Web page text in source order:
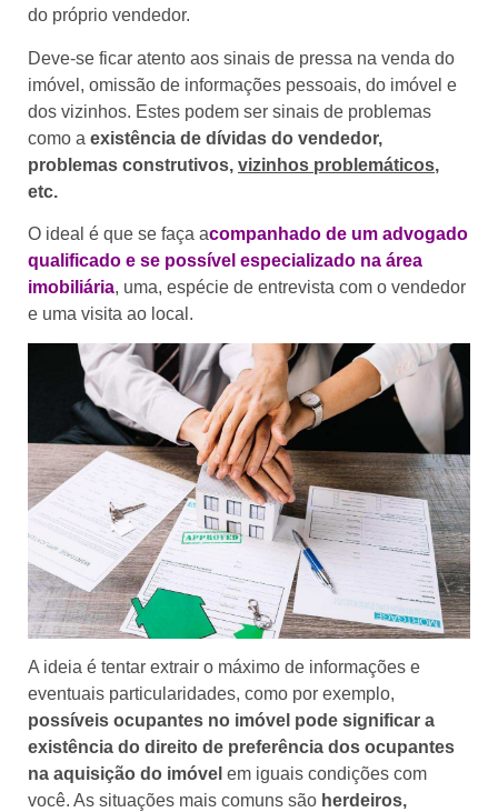
do próprio vendedor.
Deve-se ficar atento aos sinais de pressa na venda do
imóvel, omissão de informações pessoais, do imóvel e
dos vizinhos. Estes podem ser sinais de problemas
como a existência de dívidas do vendedor,
problemas construtivos, vizinhos problemáticos,
etc.
O ideal é que se faça acompanhado de um advogado
qualificado e se possível especializado na área
imobiliária, uma, espécie de entrevista com o vendedor
e uma visita ao local.
A ideia é tentar extrair o máximo de informações e
eventuais particularidades, como por exemplo,
possíveis ocupantes no imóvel pode significar a
existência do direito de preferência dos ocupantes
na aquisição do imóvel em iguais condições com
você. As situações mais comuns são herdeiros,